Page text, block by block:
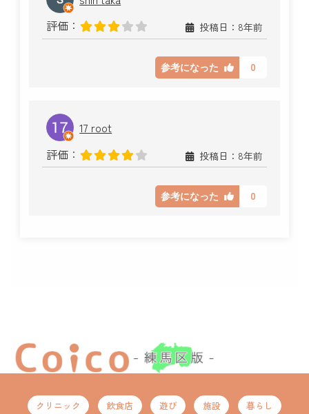
評価：
投稿日：8年前
参考になった 0
17 root
評価：
投稿日：8年前
参考になった 0
クリニック 飲食店 遊び 施設 暮らし